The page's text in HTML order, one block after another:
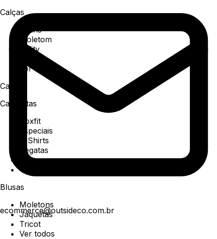
ecommerce@outsideco.com.br
Calças
Jeans
Moletom
Utility
Ver todos
Camisa
Camisetas
Boxfit
Especiais
T-Shirts
Regatas
Polo
Ver todos
Blusas
Moletons
Jaquetas
Tricot
Ver todos